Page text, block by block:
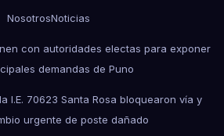
NosotrosNoticias
con autoridades electas para exponer
demandas de Puno
I.E. 70623 Santa Rosa bloquearon vía y
urgente de poste dañado